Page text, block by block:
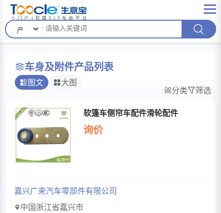
车身及附件产品列表
图文 大图
分类 筛选
软篷车侧帘车配件滑轮配件
询价
嘉兴广来汽车零部件有限公司
中国浙江省嘉兴市